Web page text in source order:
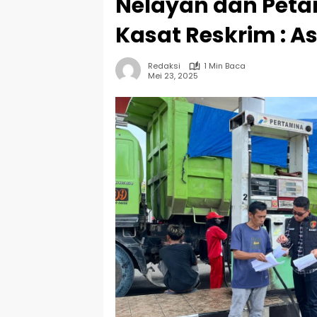
Kasat Reskrim :
Redaksi
1 Min Baca
Mei 23, 2025